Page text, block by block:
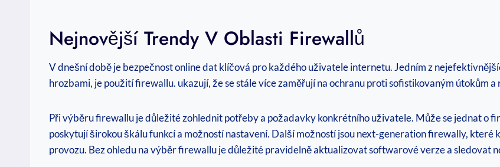
Nejnovější Trendy V Oblasti Firewallů
V dnešní době je bezpečnost online dat klíčová pro každého uživatele internetu. Jedním z
hrozbami, je použití firewallu. ukazují, že se stále více zaměřují na ochranu proti sofistikovaným útokům a
Při výběru firewallu je důležité zohlednit potřeby a požadavky konkrétního uživatele. Může se jednat o
poskytují širokou škálu funkcí a možností nastavení. Další možností jsou next-generation firewally,
provozu. Bez ohledu na výběr firewallu je důležité pravidelně aktualizovat softwarové verze a sledovat